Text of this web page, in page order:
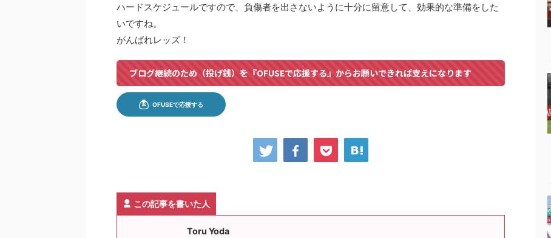
ハードスケジュールですので、負傷者を出さないように十分に留意して、効果的な準備をした
いですね。
がんばれレッズ！
ブログ継続のため（投げ銭）を『OFUSEで応援する』からお願いできれば支えになります
この記事を書いた人
Toru Yoda